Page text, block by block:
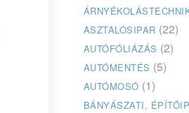
ASZTALOSIPAR (22)
AUTÓFÓLIÁZÁS (2)
AUTÓMENTÉS (5)
AUTÓMOSÓ (1)
BÁNYÁSZATI,